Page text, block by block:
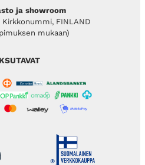
ja showroom
Kirkkonummi, FINLAND
mukaan)